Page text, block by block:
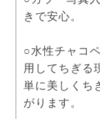
きで安心。
○水性チャコ
用してちぎる
単に美しくち
がります。